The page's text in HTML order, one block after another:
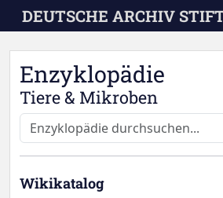
Skip to main content
DEUTSCHE ARCHIV
Enzyklopädie
Tiere & Mikroben
Wikikatalog